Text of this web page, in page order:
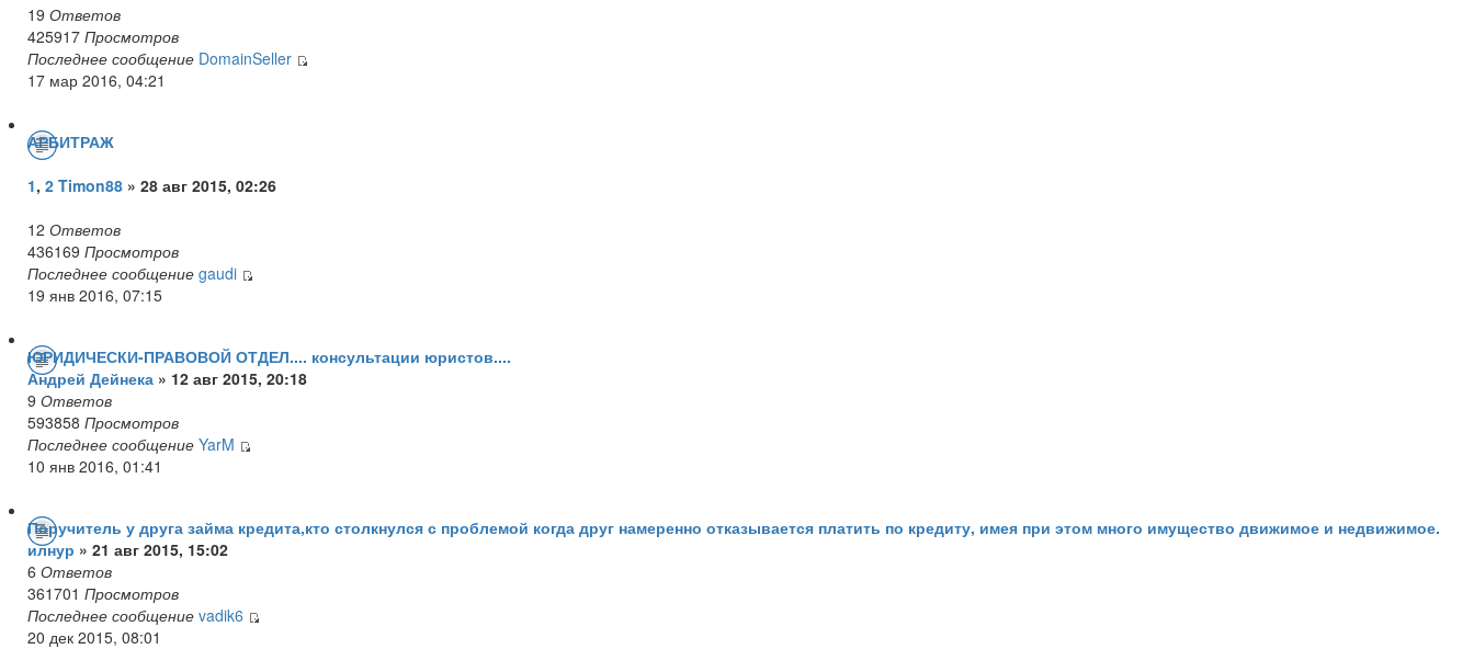
19 Ответов
425917 Просмотров
Последнее сообщение DomainSeller
17 мар 2016, 04:21
АРБИТРАЖ
1, 2 Timon88 » 28 авг 2015, 02:26
12 Ответов
436169 Просмотров
Последнее сообщение gaudi
19 янв 2016, 07:15
ЮРИДИЧЕСКИ-ПРАВОВОЙ ОТДЕЛ.... консультации юристов....
Андрей Дейнека » 12 авг 2015, 20:18
9 Ответов
593858 Просмотров
Последнее сообщение YarM
10 янв 2016, 01:41
Поручитель у друга займа кредита,кто столкнулся с проблемой когда друг намеренно отказывается платить по кредиту, имея при этом много имущество движимое и недвижимое.
илнур » 21 авг 2015, 15:02
6 Ответов
361701 Просмотров
Последнее сообщение vadik6
20 дек 2015, 08:01